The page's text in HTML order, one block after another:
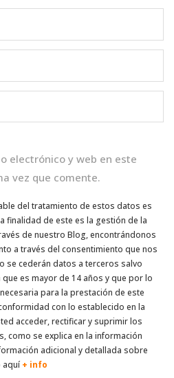
electrónico y web en este
vez que comente.
del tratamiento de estos datos es
finalidad de este es la gestión de la
de nuestro Blog, encontrándonos
a través del consentimiento que nos
se cederán datos a terceros salvo
es mayor de 14 años y que por lo
para la prestación de este
con lo establecido en la
acceder, rectificar y suprimir los
como se explica en la información
adicional y detallada sobre
aquí + info